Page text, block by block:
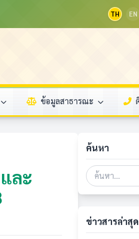
TH EN
ข้อมูลสาธารณะ
ละ
ค้นหา
ข่าวสารล่าสุด